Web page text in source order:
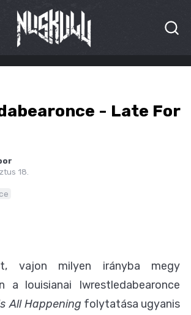
- Late For
18.
vajon milyen irányba megy
a louisianai Iwrestledabearonce
All Happening folytatása ugyanis